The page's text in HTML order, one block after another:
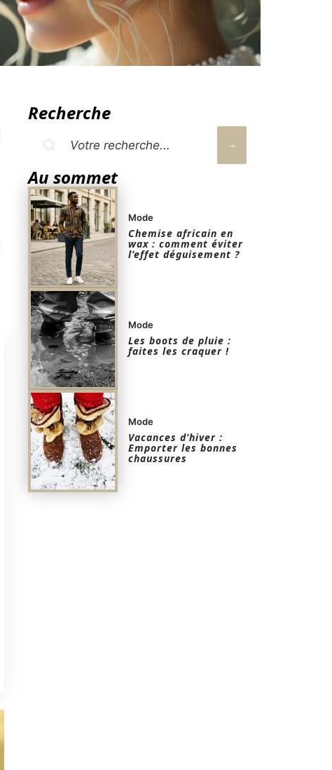
Recherche
Au sommet
Mode
Chemise africain en
wax : comment éviter
l’effet déguisement ?
Mode
Les boots de pluie :
faites les craquer !
Mode
Vacances d’hiver :
Emporter les bonnes
chaussures